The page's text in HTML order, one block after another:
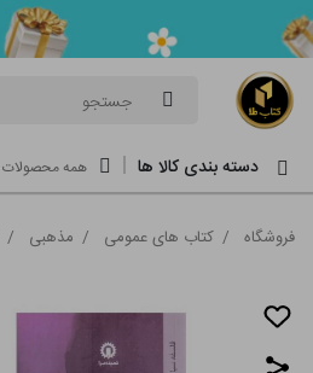
جستجو
دسته بندی کالا ها همه محصولات
فروشگاه / کتاب های عمومی / مذهبی /